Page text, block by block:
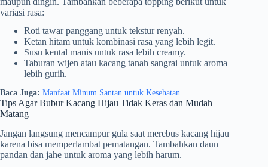
variasi rasa:
Roti tawar panggang untuk tekstur renyah.
Ketan hitam untuk kombinasi rasa yang lebih legit.
Susu kental manis untuk rasa lebih creamy.
Taburan wijen atau kacang tanah sangrai untuk aroma
lebih gurih.
Baca Juga: Manfaat Minum Santan untuk Kesehatan
Tips Agar Bubur Kacang Hijau Tidak Keras dan Mudah
Matang
Jangan langsung mencampur gula saat merebus kacang hijau
karena bisa memperlambat pematangan. Tambahkan daun
pandan dan jahe untuk aroma yang lebih harum.